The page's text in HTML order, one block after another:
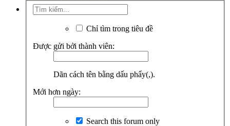
Chỉ tìm trong tiêu đề
Được gửi bởi thành viên:
Dãn cách tên bằng dấu phẩy(,).
Mới hơn ngày:
Search this forum only